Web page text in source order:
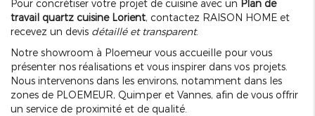
Pour concrétiser votre projet de cuisine avec un Plan de
travail quartz cuisine Lorient, contactez RAISON HOME et
recevez un devis détaillé et transparent.
Notre showroom à Ploemeur vous accueille pour vous
présenter nos réalisations et vous inspirer dans vos projets.
Nous intervenons dans les environs, notamment dans les
zones de PLOEMEUR, Quimper et Vannes, afin de vous offrir
un service de proximité et de qualité.